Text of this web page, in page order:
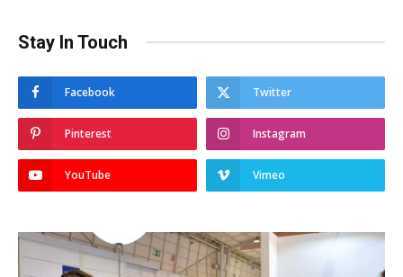
Stay In Touch
Facebook Twitter
Pinterest Instagram
YouTube Vimeo